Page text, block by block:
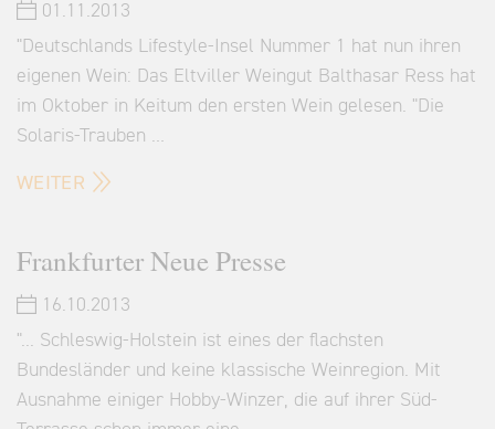
01.11.2013
"Deutschlands Lifestyle-Insel Nummer 1 hat nun ihren
eigenen Wein: Das Eltviller Weingut Balthasar Ress hat
im Oktober in Keitum den ersten Wein gelesen. "Die
Solaris-Trauben …
WEITER
Frankfurter Neue Presse
16.10.2013
"... Schleswig-Holstein ist eines der flachsten
Bundesländer und keine klassische Weinregion. Mit
Ausnahme einiger Hobby-Winzer, die auf ihrer Süd-